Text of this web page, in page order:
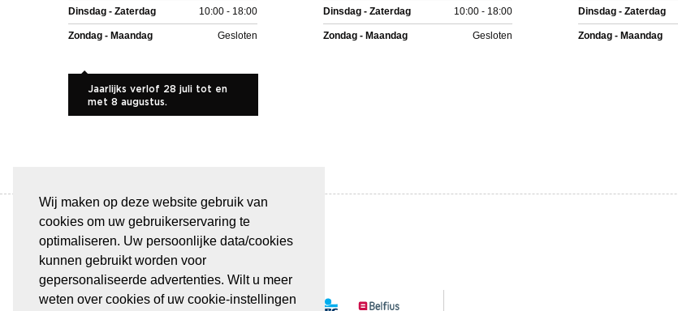
Wij maken op deze website gebruik van
cookies om uw gebruikerservaring te
optimaliseren. Uw persoonlijke data/cookies
kunnen gebruikt worden voor
gepersonaliseerde advertenties. Wilt u meer
weten over cookies of uw cookie-instellingen
Dinsdag - Zaterdag 10:00 - 18:00
Zondag - Maandag Gesloten
Jaarlijks verlof 28 juli tot en
met 8 augustus.
Dinsdag - Zaterdag 10:00 - 18:00
Zondag - Maandag Gesloten
Dinsdag - Zaterdag
Zondag - Maandag
BETAAL VEILIG & GEMAKKELIJK